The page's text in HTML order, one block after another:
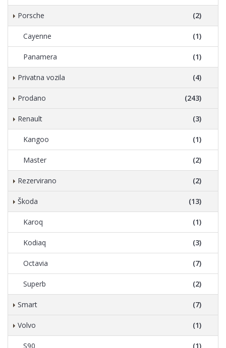
Porsche (2)
Cayenne (1)
Panamera (1)
Privatna vozila (4)
Prodano (243)
Renault (3)
Kangoo (1)
Master (2)
Rezervirano (2)
Škoda (13)
Karoq (1)
Kodiaq (3)
Octavia (7)
Superb (2)
Smart (7)
Volvo (1)
S90 (1)